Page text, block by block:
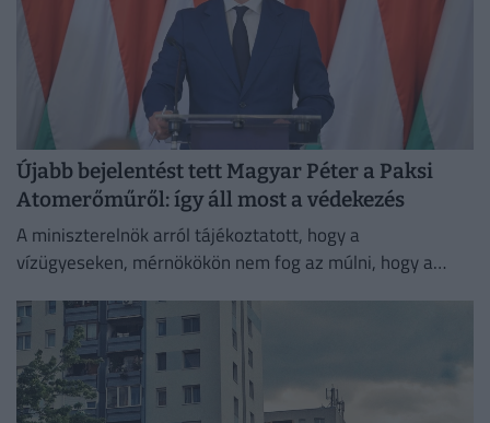
Újabb bejelentést tett Magyar Péter a Paksi
Atomerőműről: így áll most a védekezés
A miniszterelnök arról tájékoztatott, hogy a
vízügyeseken, mérnökökön nem fog az múlni, hogy a
héten vélhetően nem...